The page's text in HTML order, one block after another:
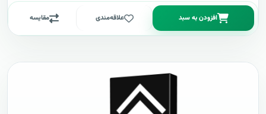
افزودن به سبد علاقه‌مندی مقایسه